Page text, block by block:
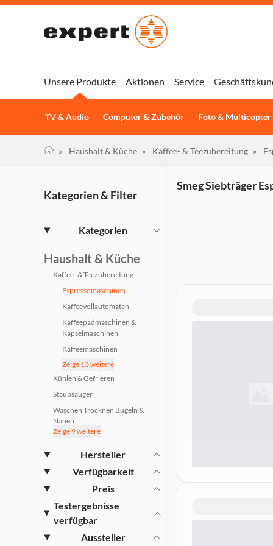
Unsere Produkte
TV & Audio Computer & Zubehör Foto & Multicopter
Aktionen Service
» Haushalt & Küche » Kaffee- & Teezubereitung »
Kategorien & Filter
Kategorien
Haushalt & Küche
Kaffee- & Teezubereitung
Espressomaschinen
Kaffeevollautomaten
Kaffeepadmaschinen &
Kapselmaschinen
Kaffeemaschinen
Teemaschinen
Kaffeemühlen
Espressokocher &
Mokkakannen
Milchaufschäumer
Zubehör für Kaffeemaschinen
Entkalker &
Wasserfilter für
Kaffeevollautomaten
Kaffeegeschirr & Kaffeedosen
Zeige 13 weitere
Kühlen & Gefrieren
Staubsauger
Waschen Trocknen Bügeln &
Nähen
Küchengeräte
Kochen Backen & Spülen
Haushaltsgeräte
Smart Home
Zeige 9 weitere
Hersteller
Verfügbarkeit
Preis
Testergebnisse
verfügbar
Aussteller
Smeg Siebträger